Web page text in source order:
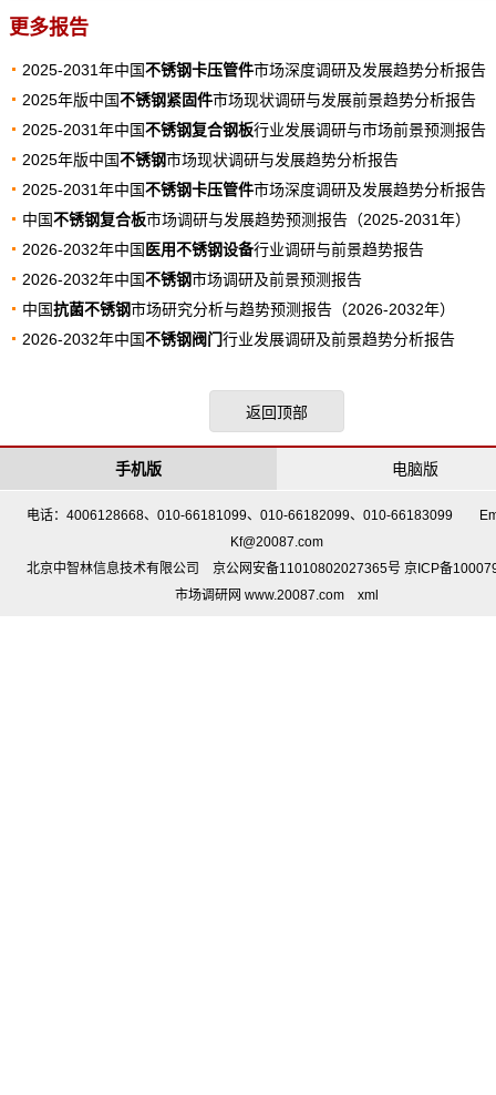
更多报告
2025-2031年中国不锈钢卡压管件市场深度调研及发展趋势分析报告
2025年版中国不锈钢紧固件市场现状调研与发展前景趋势分析报告
2025-2031年中国不锈钢复合钢板行业发展调研与市场前景预测报告
2025年版中国不锈钢市场现状调研与发展趋势分析报告
2025-2031年中国不锈钢卡压管件市场深度调研及发展趋势分析报告
中国不锈钢复合板市场调研与发展趋势预测报告（2025-2031年）
2026-2032年中国 医用不锈钢设备行业调研与前景趋势报告
2026-2032年中国不锈钢市场调研及前景预测报告
中国抗菌不锈钢市场研究分析与趋势预测报告（2026-2032年）
2026-2032年中国不锈钢阀门行业发展调研及前景趋势分析报告
返回顶部
电脑版
手机版
电话：4006128668、010-66181099、010-66182099、010-66183099
Kf@20087.com
北京中智林信息技术有限公司 京公网安备11010802027365号 京ICP备
市场调研网 www.20087.com
xml